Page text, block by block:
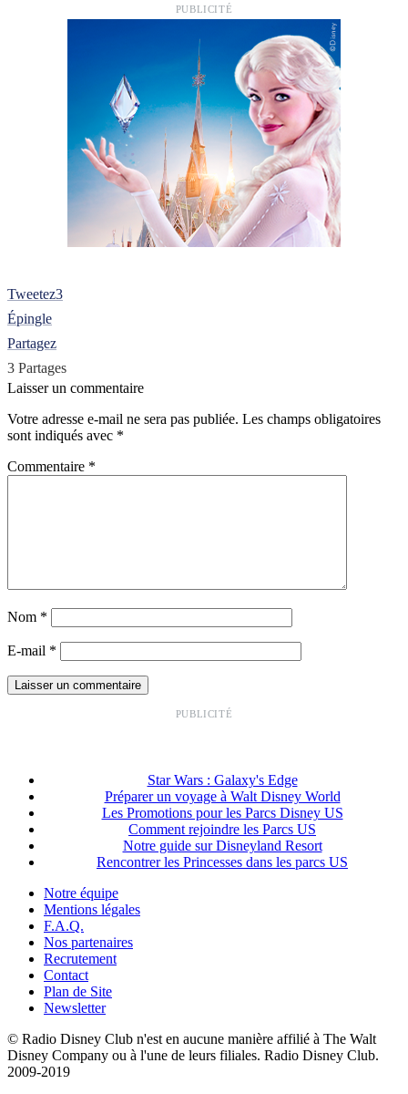
PUBLICITÉ
Tweetez3
Épingle
Partagez
3 Partages
Laisser un commentaire
Votre adresse e-mail ne sera pas publiée. Les champs obligatoires
sont indiqués avec *
Commentaire *
Nom *
E-mail *
PUBLICITÉ
Star Wars : Galaxy's Edge
Préparer un voyage à Walt Disney World
Les Promotions pour les Parcs Disney US
Comment rejoindre les Parcs US
Notre guide sur Disneyland Resort
Rencontrer les Princesses dans les parcs US
Notre équipe
Mentions légales
F.A.Q.
Nos partenaires
Recrutement
Contact
Plan de Site
Newsletter
© Radio Disney Club n'est en aucune manière affilié à The Walt
Disney Company ou à l'une de leurs filiales. Radio Disney Club.
2009-2019